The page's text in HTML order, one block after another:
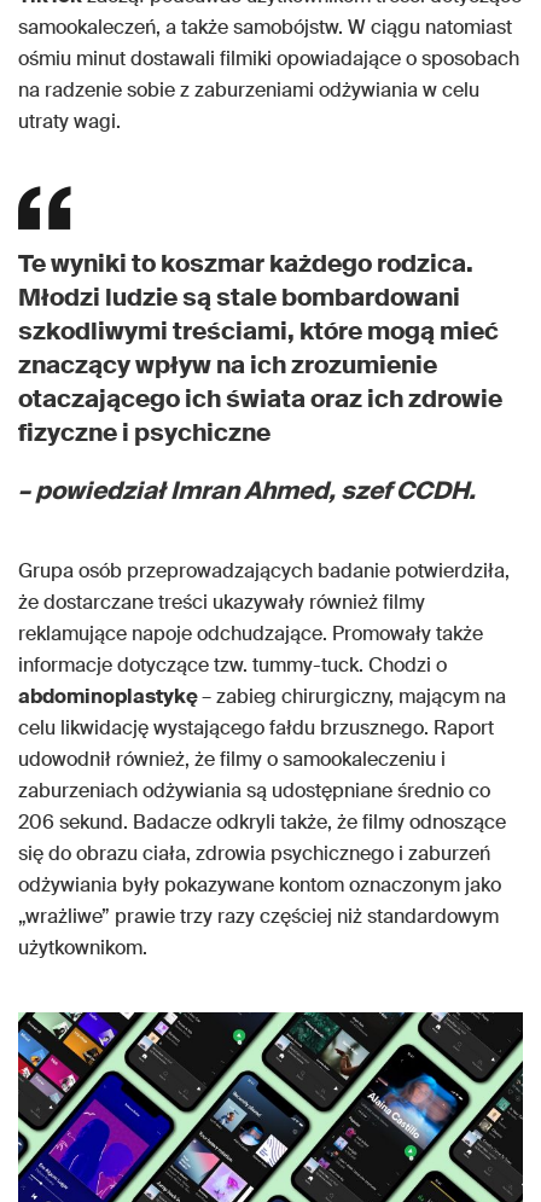
samookaleczeń, a także samobójstw. W ciągu natomiast
ośmiu minut dostawali filmiki opowiadające o sposobach
na radzenie sobie z zaburzeniami odżywiania w celu
utraty wagi.
Te wyniki to koszmar każdego rodzica.
Młodzi ludzie są stale bombardowani
szkodliwymi treściami, które mogą mieć
znaczący wpływ na ich zrozumienie
otaczającego ich świata oraz ich zdrowie
fizyczne i psychiczne
– powiedział Imran Ahmed, szef CCDH.
Grupa osób przeprowadzających badanie potwierdziła,
że dostarczane treści ukazywały również filmy
reklamujące napoje odchudzające. Promowały także
informacje dotyczące tzw. tummy-tuck. Chodzi o
abdominoplastykę– zabieg chirurgiczny, mającym na
celu likwidację wystającego fałdu brzusznego. Raport
udowodnił również, że filmy o samookaleczeniu i
zaburzeniach odżywiania są udostępniane średnio co
206 sekund. Badacze odkryli także, że filmy odnoszące
się do obrazu ciała, zdrowia psychicznego i zaburzeń
odżywiania były pokazywane kontom oznaczonym jako
„wrażliwe” prawie trzy razy częściej niż standardowym
użytkownikom.